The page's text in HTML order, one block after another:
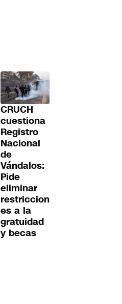
CRUCH
cuestiona
Registro
Nacional
de
Vándalos:
Pide
eliminar
restriccion
es a la
gratuidad
y becas